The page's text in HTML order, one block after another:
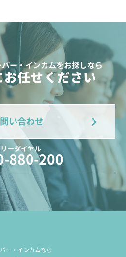
ー・インカムをお探しなら
任せください
い合わせ
ーダイヤル
880-200
ー・インカムなら